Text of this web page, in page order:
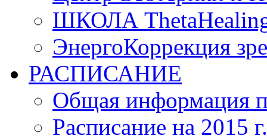
ШКОЛА
ЭнергоКоррекция
РАСПИСАНИЕ
Общая информация
Расписание на 2015 г.